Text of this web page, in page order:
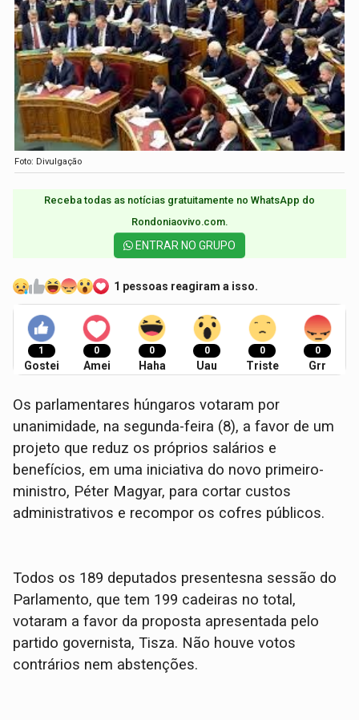
Foto: Divulgação
Receba todas as notícias gratuitamente no WhatsApp do
Rondoniaovivo.com.​
ENTRAR NO GRUPO
1 pessoas reagiram a isso.
1
Gostei
0
Amei
0
Haha
0
Uau
0
Triste
0
Grr
Os parlamentares húngaros votaram por
unanimidade, na segunda-feira (8), a favor de um
projeto que reduz os próprios salários e
benefícios, em uma iniciativa do novo primeiro-
ministro, Péter Magyar, para cortar custos
administrativos e recompor os cofres públicos.
Todos os 189 deputados presentesna sessão do
Parlamento, que tem 199 cadeiras no total,
votaram a favor da proposta apresentada pelo
partido governista, Tisza. Não houve votos
contrários nem abstenções.